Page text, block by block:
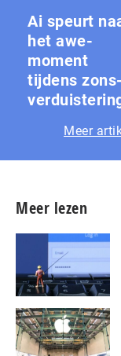
Ai speurt
het awe-
moment
tijdens zons­
Meer
Meer lezen